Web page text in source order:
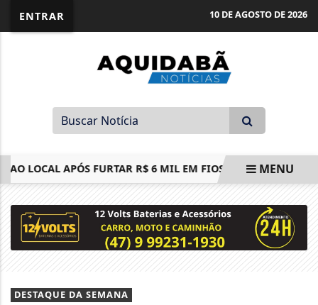
ENTRAR 10 DE AGOSTO DE 2026
LOCAL APÓS FURTAR R$ 6 MIL EM FIOS DE COBRE E FOGE
MENU
DESTAQUE DA SEMANA